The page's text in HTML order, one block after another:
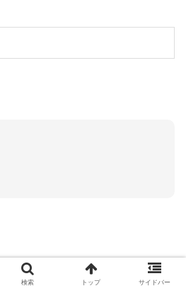
検索 トップ サイドバー